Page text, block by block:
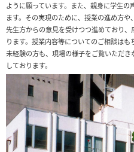
ように願っています。また、親身に学生
ます。その実現のために、授業の進め方や
先生方からの意見を受けつつ進めており
ります。授業内容等についてのご相談はも
未経験の方も、現場の様子をご覧いただ
しております。